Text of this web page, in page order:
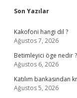
Sidebar
Son Yazılar
Kakofoni hangi dil ?
Ağustos 7, 2026
Betimleyici öge nedir ?
Ağustos 6, 2026
Katılım bankasından
Ağustos 5, 2026